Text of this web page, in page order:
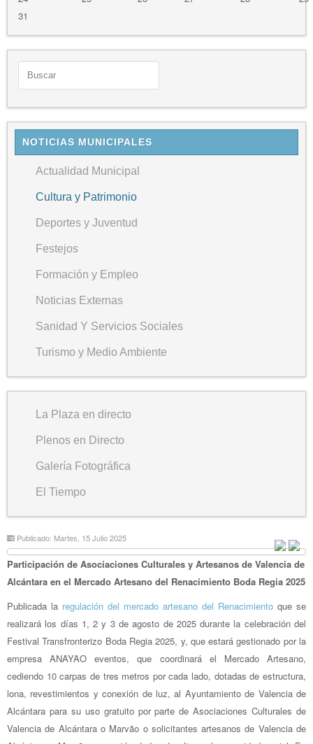
31
NOTICIAS MUNICIPALES
Actualidad Municipal
Cultura y Patrimonio
Deportes y Juventud
Festejos
Formación y Empleo
Noticias Externas
Sanidad Y Servicios Sociales
Turismo y Medio Ambiente
La Plaza en directo
Plenos en Directo
Galería Fotográfica
El Tiempo
Publicado: Martes, 15 Julio 2025
Participación de Asociaciones Culturales y Artesanos de Valencia de
Alcántara en el Mercado Artesano del Renacimiento Boda Regia 2025
Publicada la regulación del mercado artesano del Renacimiento que se
realizará los días 1, 2 y 3 de agosto de 2025 durante la celebración del
Festival Transfronterizo Boda Regia 2025, y, que estará gestionado por la
empresa ANAYAO eventos, que coordinará el Mercado Artesano,
cediendo 10 carpas de tres metros por cada lado, dotadas de estructura,
lona, revestimientos y conexión de luz, al Ayuntamiento de Valencia de
Alcántara para su uso gratuito por parte de Asociaciones Culturales de
Valencia de Alcántara o Marvão o solicitantes artesanos de Valencia de